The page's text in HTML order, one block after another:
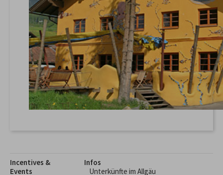
Incentives &
Events
Infos
Unterkünfte im Allgäu